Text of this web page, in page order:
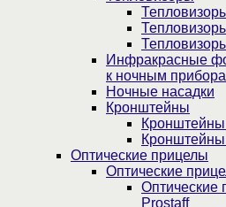
Инфракрасные
к ночным
Ночные насадки
Кронштейны
Кронштейны
Оптические прицелы
Оптические
Оптические
Prostaff